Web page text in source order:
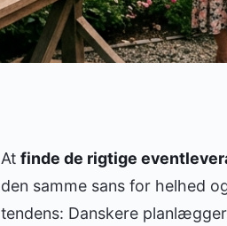
At finde de rigtige
den samme sans for helhed
tendens: Danskere